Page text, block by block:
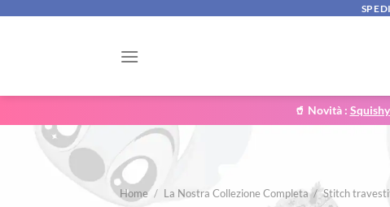
🥤 Novità :
Home / La Nostra Collezione Completa / Stitch